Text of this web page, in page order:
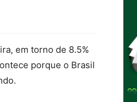
em torno de 8.5%
porque o Brasil